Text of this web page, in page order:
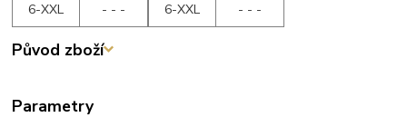
6-XXL
- - -
6-XXL
- - -
Původ zboží
Parametry